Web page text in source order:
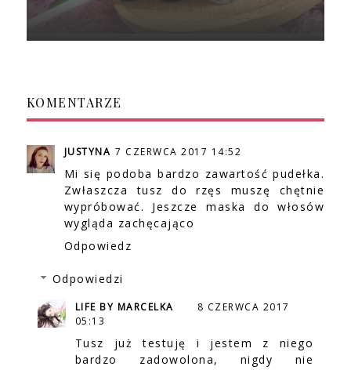
KOMENTARZE
JUSTYNA 7 CZERWCA 2017 14:52
Mi się podoba bardzo zawartość pudełka.
Zwłaszcza tusz do rzęs muszę chętnie
wypróbować. Jeszcze maska do włosów
wygląda zachęcająco
Odpowiedz
Odpowiedzi
LIFE BY MARCELKA
8 CZERWCA 2017
05:13
Tusz już testuję i jestem z niego
bardzo zadowolona, nigdy nie